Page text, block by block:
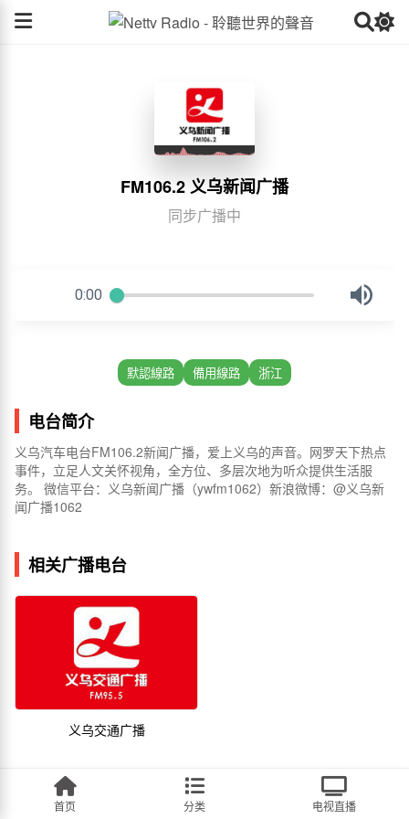
FM106.2 义乌新闻广播
同步广播中
默認線路 備用線路 浙江
电台简介
义乌汽车电台FM106.2新闻广播，爱上义乌的声音。网罗天下热点
事件，立足人文关怀视角，全方位、多层次地为听众提供生活服
务。 微信平台：义乌新闻广播（ywfm1062）新浪微博：@义乌新
闻广播1062
相关广播电台
义乌交通广播
首页 分类 电视直播